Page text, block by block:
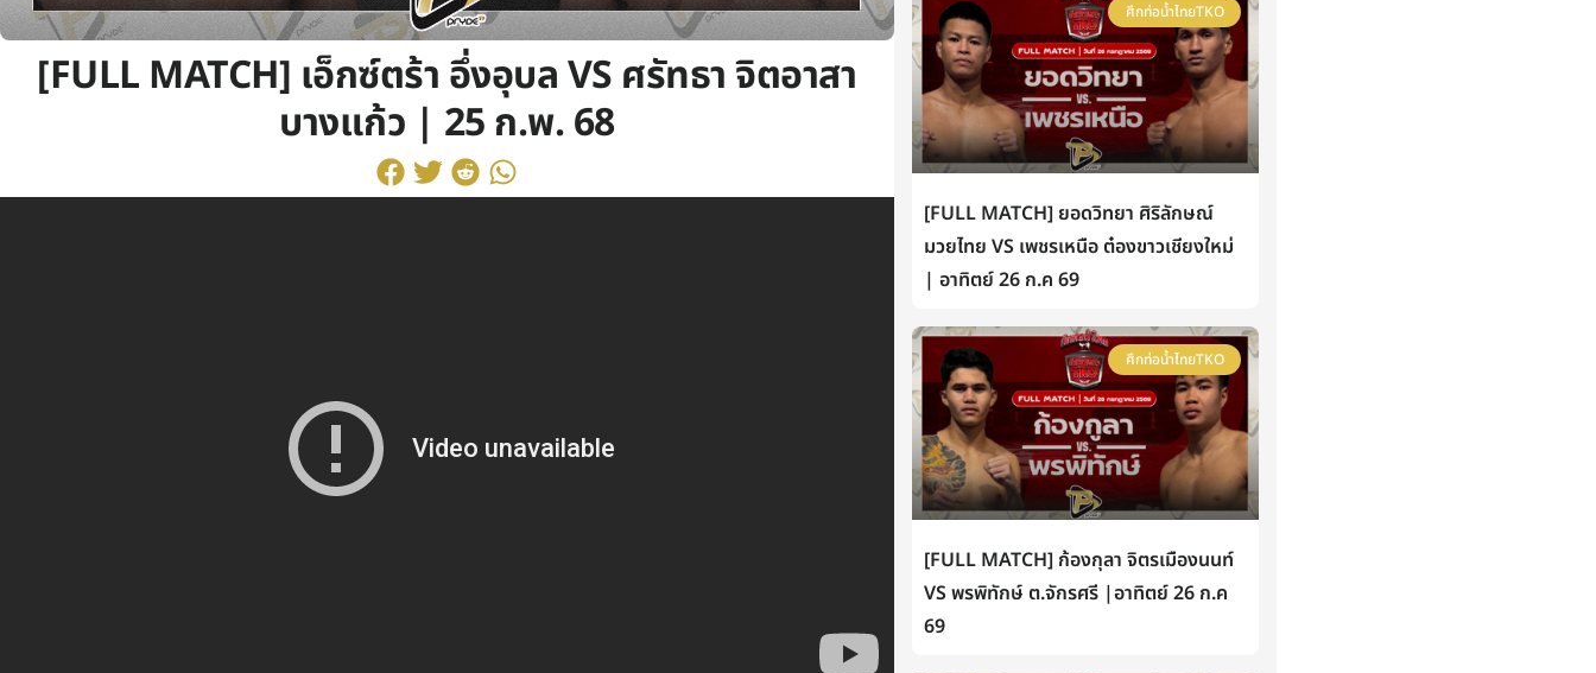
[FULL MATCH] เอ็กซ์ตร้า อึ่งอุบล VS ศรัทธา จิตอาสา
บางแก้ว | 25 ก.พ. 68
ศึกท่อน้ำไทยTKO
[FULL MATCH] ยอดวิทยา ศิริลักษณ์
มวยไทย VS เพชรเหนือ ต๋องขาวเชียงใหม่
| อาทิตย์ 26 ก.ค 69
ศึกท่อน้ำไทยTKO
[FULL MATCH] ก้องกุลา จิตรเมืองนนท์
VS พรพิทักษ์ ต.จักรศรี |อาทิตย์ 26 ก.ค
69